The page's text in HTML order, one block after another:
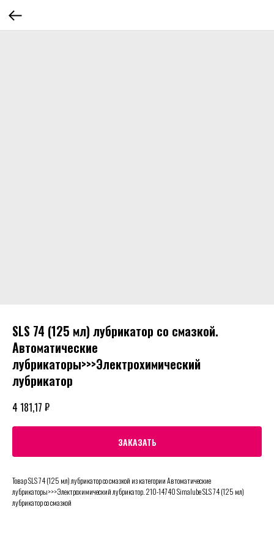
SLS 74 (125 мл) лубрикатор со смазкой.
Автоматические
лубрикаторы>>>Электрохимический
лубрикатор
4 181,17 ₽
ЗАКАЗАТЬ
Товар SLS 74 (125 мл) лубрикатор со смазкой из категории Автоматические
лубрикаторы>>>Электрохимический лубрикатор. 210-14740 Simalube SLS 74 (125 мл)
лубрикатор со смазкой